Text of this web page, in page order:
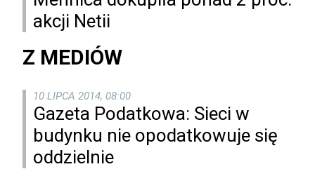
akcji Netii
Z MEDIÓW
10 LIPCA 2014, 08:00
Gazeta Podatkowa: Sieci w
budynku nie opodatkowuje się
oddzielnie